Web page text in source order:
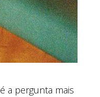
é a pergunta mais